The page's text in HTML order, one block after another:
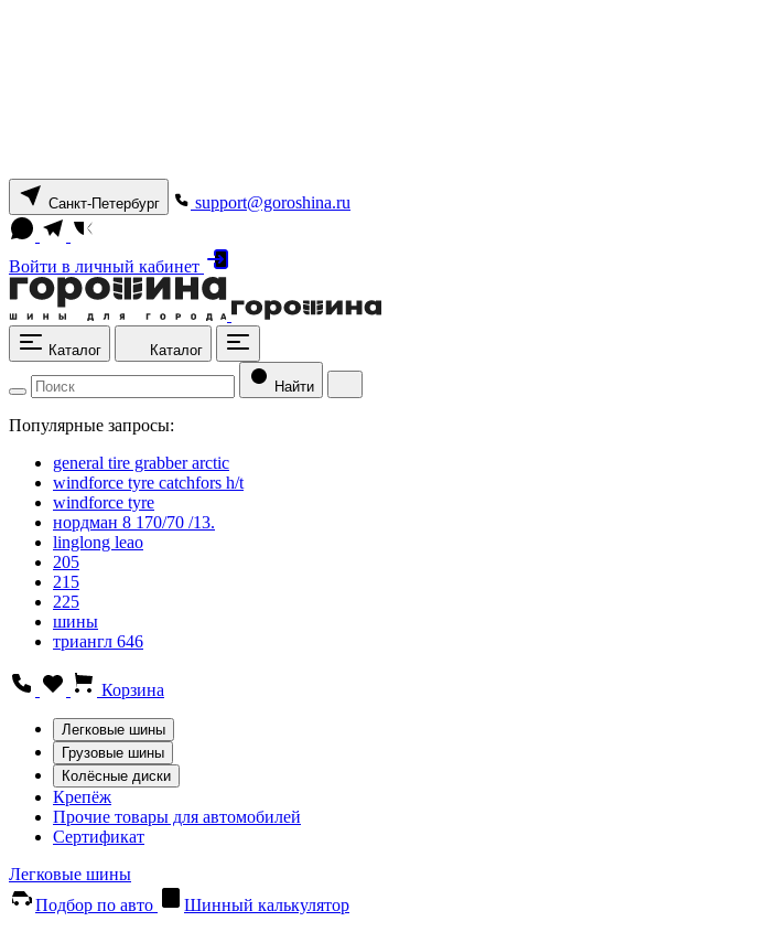
Санкт-Петербург support@goroshina.ru
Войти в личный кабинет
Каталог Каталог
Найти
Популярные запросы:
general tire grabber arctic
windforce tyre catchfors h/t
windforce tyre
нордман 8 170/70 /13.
linglong leao
205
215
225
шины
триангл 646
Корзина
Легковые шины
Грузовые шины
Колёсные диски
Крепёж
Прочие товары для автомобилей
Сертификат
Легковые шины
Подбор по авто
Шинный калькулятор